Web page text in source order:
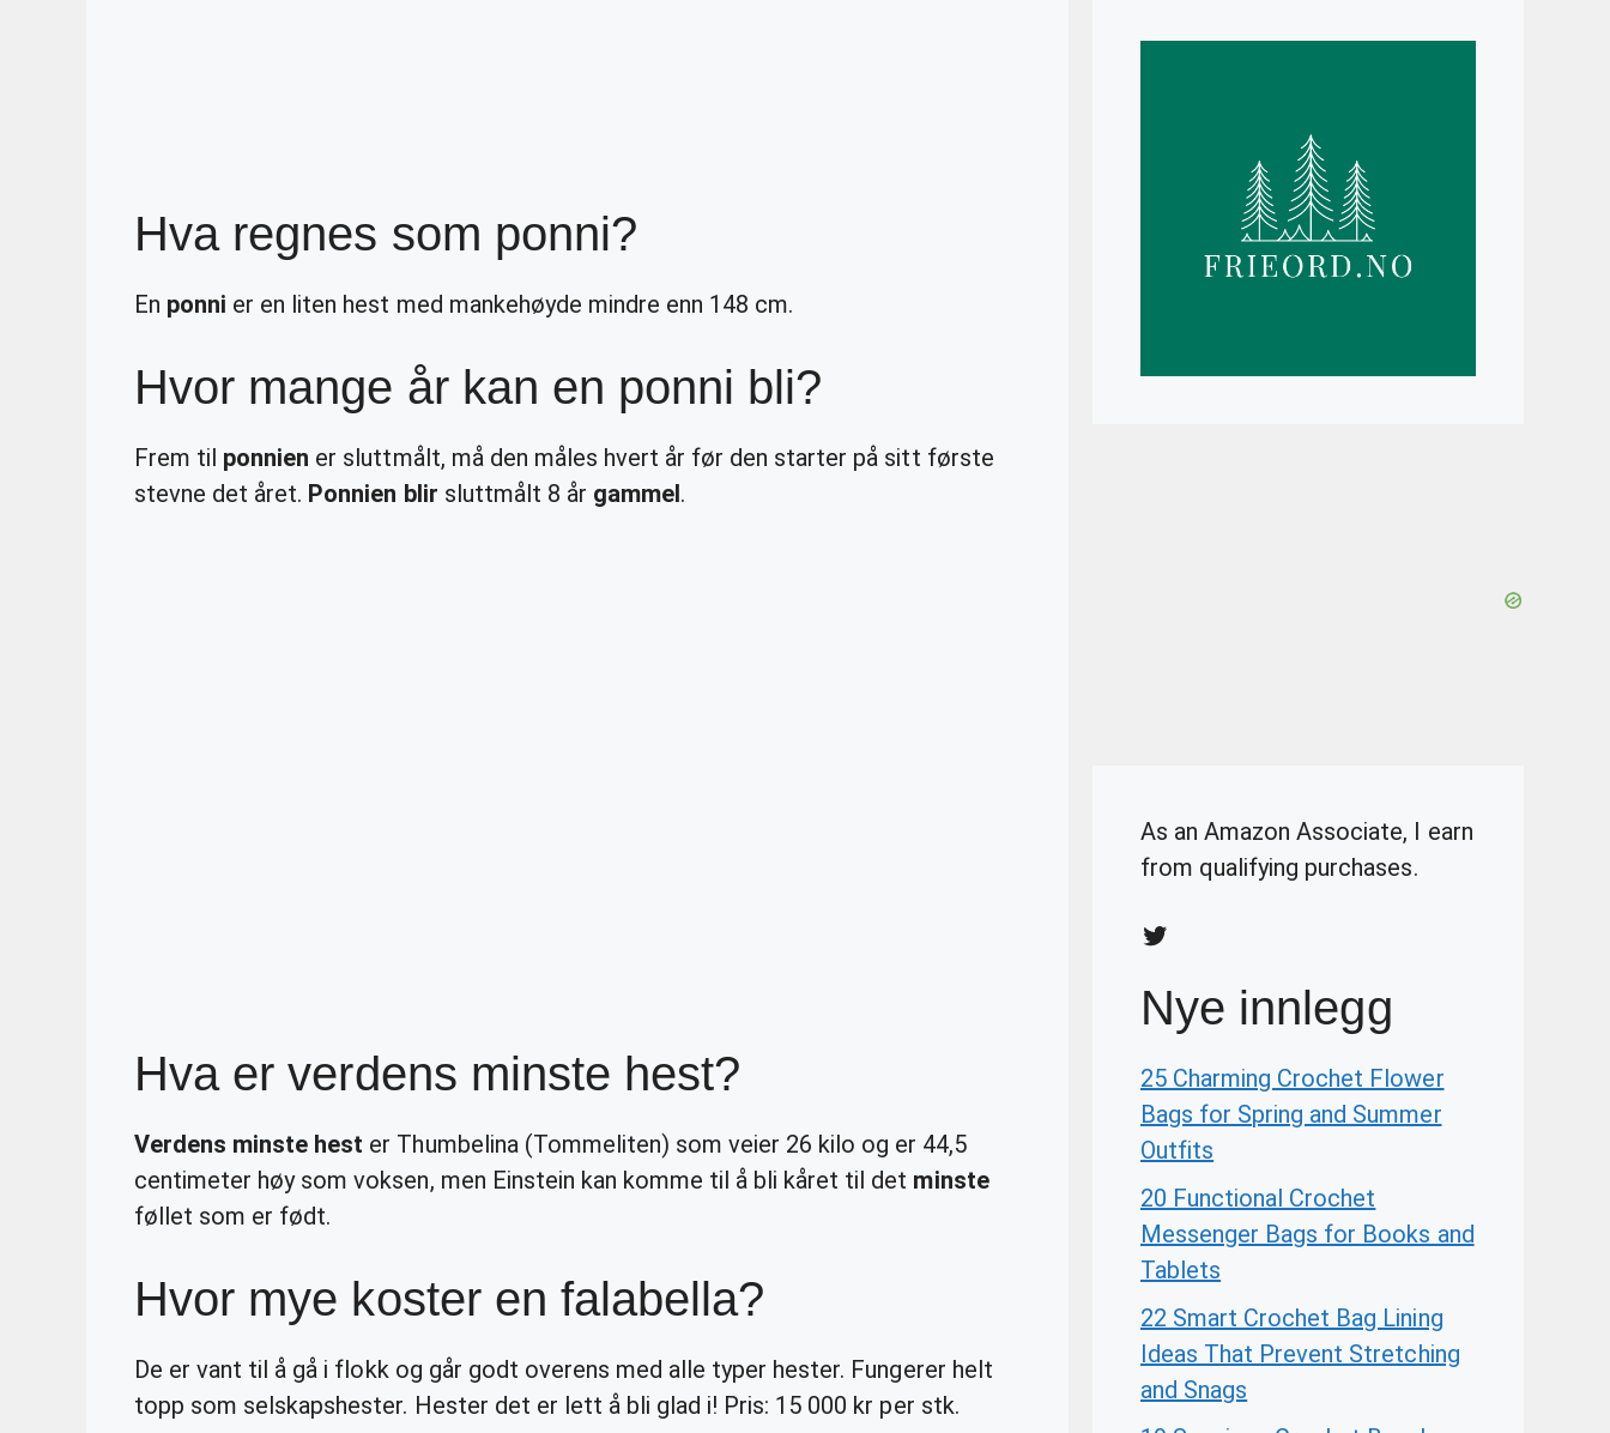
Hva regnes som ponni?
En ponni er en liten hest med mankehøyde mindre enn 148 cm.
Hvor mange år kan en ponni bli?
Frem til ponnien er sluttmålt, må den måles hvert år før den starter på sitt første
stevne det året. Ponnien blir sluttmålt 8 år gammel.
Hva er verdens minste hest?
Verdens minste hest er Thumbelina (Tommeliten) som veier 26 kilo og er 44,5
centimeter høy som voksen, men Einstein kan komme til å bli kåret til det minste
føllet som er født.
Hvor mye koster en falabella?
De er vant til å gå i flokk og går godt overens med alle typer hester. Fungerer helt
topp som selskapshester. Hester det er lett å bli glad i! Pris: 15 000 kr per stk.
As an Amazon Associate, I earn
from qualifying purchases.
Twitter
Nye innlegg
25 Charming Crochet Flower
Bags for Spring and Summer
Outfits
20 Functional Crochet
Messenger Bags for Books and
Tablets
22 Smart Crochet Bag Lining
Ideas That Prevent Stretching
and Snags